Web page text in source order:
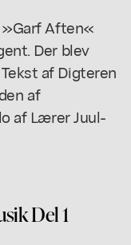
»Garf Aften«
Der blev
af Digteren
af
af Lærer Juul-
Del 1